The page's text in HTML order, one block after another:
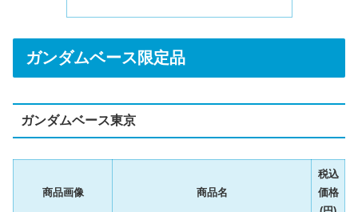
ガンダムベース限定品
ガンダムベース東京
商品画像 商品名
税込
価格